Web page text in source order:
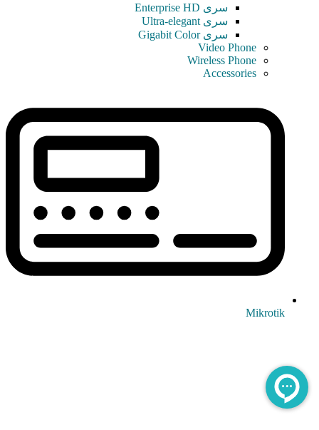
سری Enterprise HD
سری Ultra-elegant
سری Gigabit Color
Video Phone
Wireless Phone
Accessories
Mikrotik